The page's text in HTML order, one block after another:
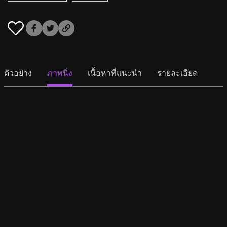
ตัวอย่าง ภาพนิ่ง เนื้อหาที่แนะนำ รายละเอียด